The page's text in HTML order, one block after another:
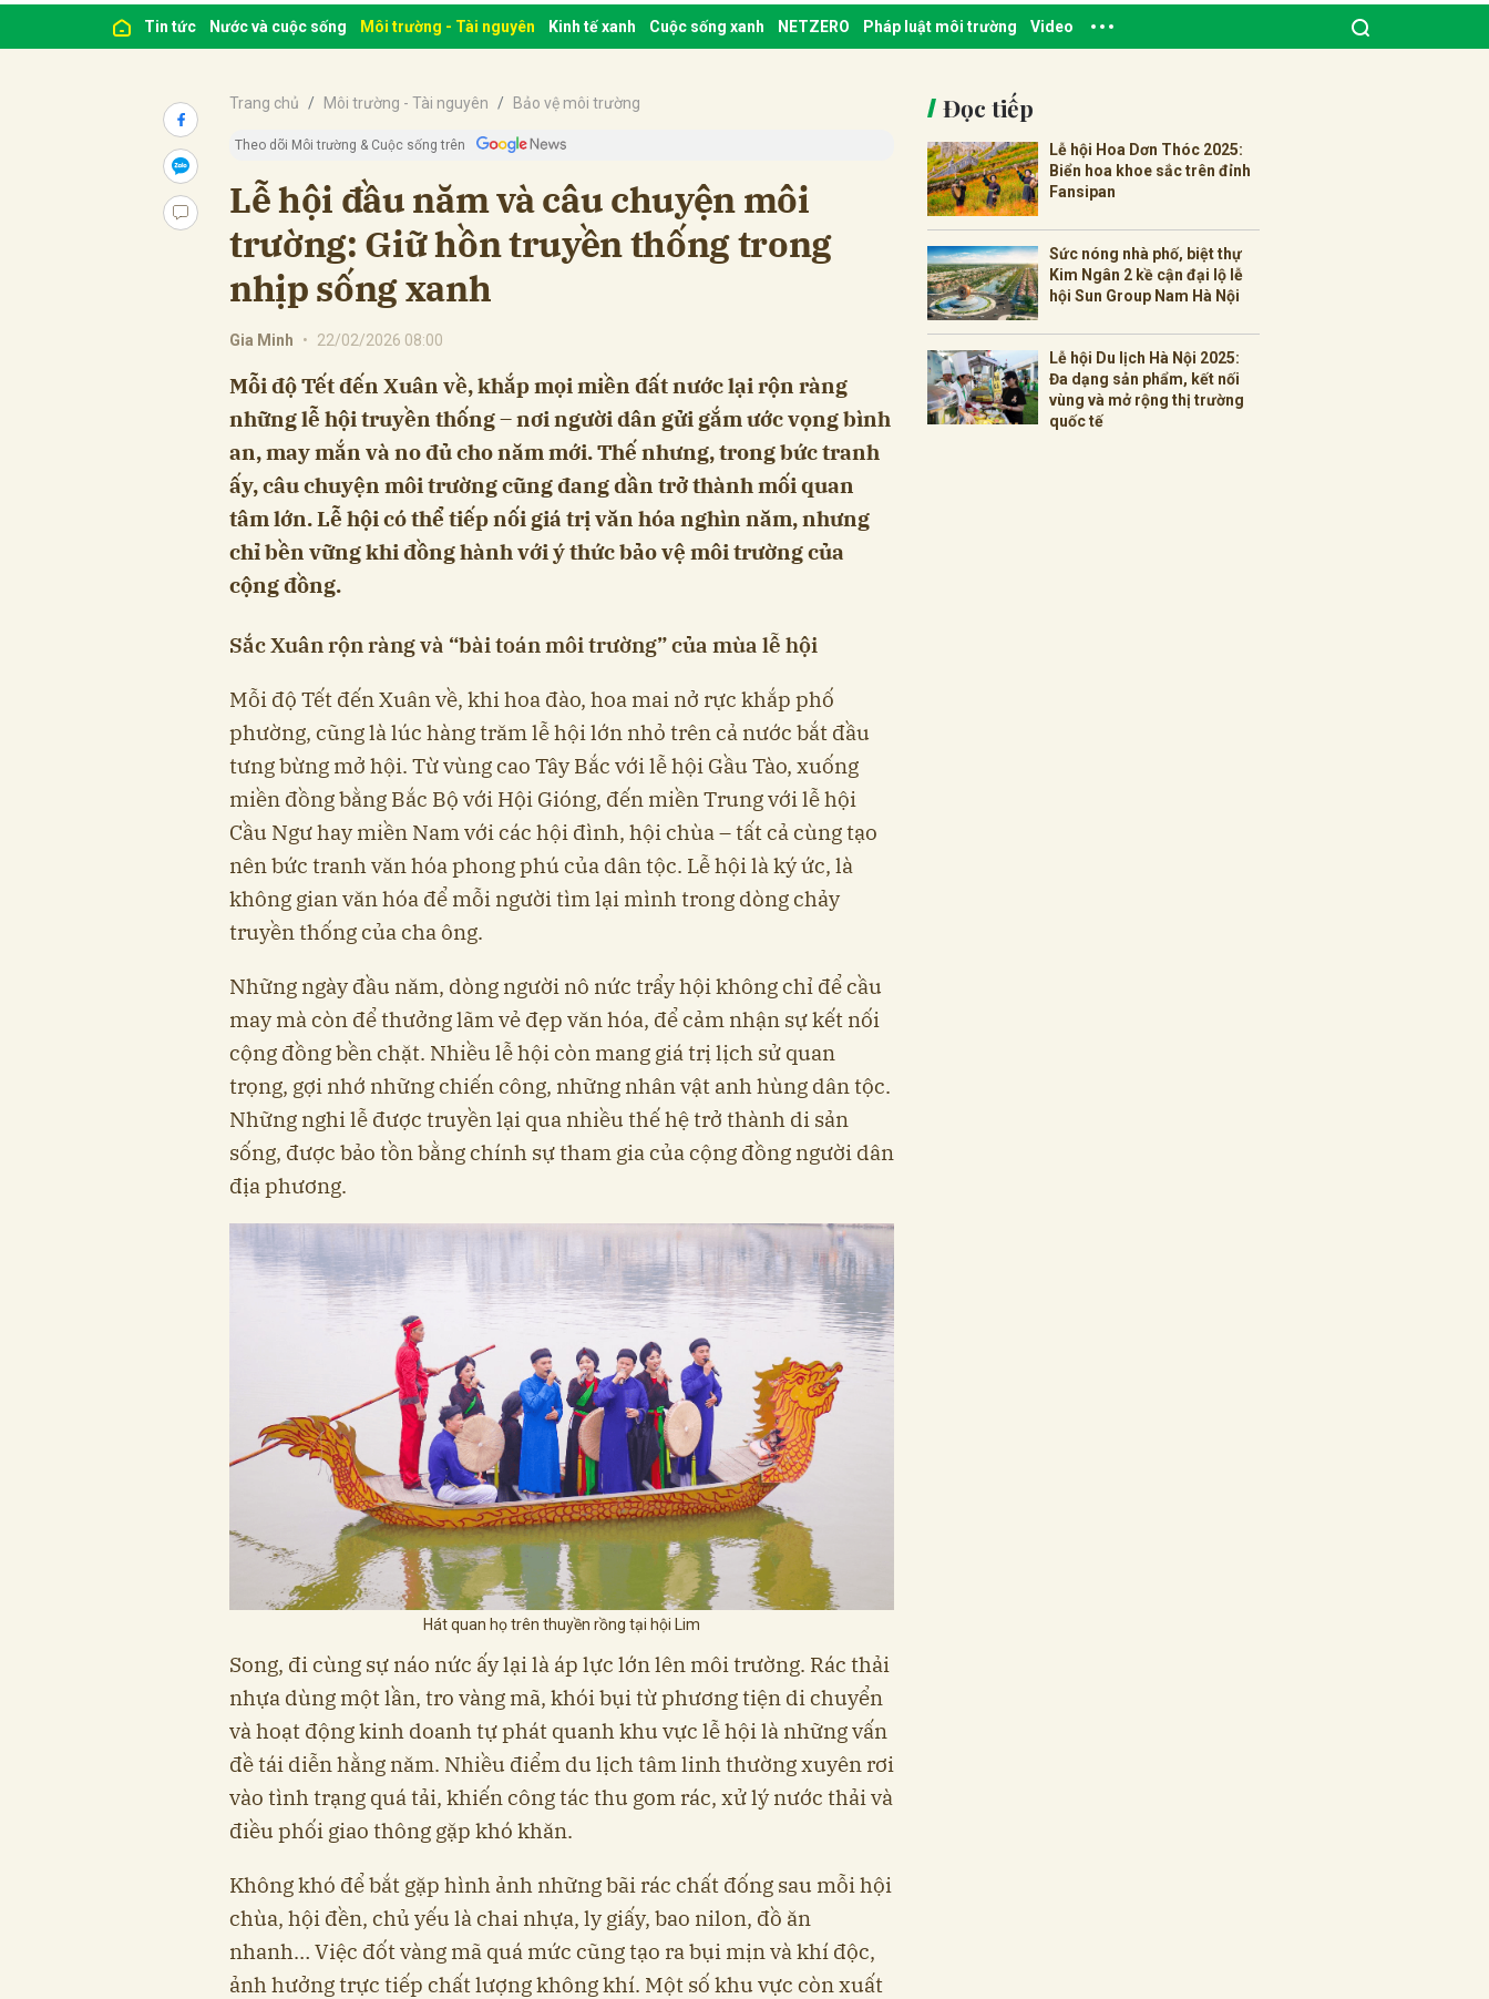
Tin tức Nước và cuộc sống Môi trường - Tài nguyên Kinh tế xanh Cuộc sống xanh NETZERO Pháp luật môi trường Video
Trang chủ Môi trường - Tài nguyên Bảo vệ môi trường
Theo dõi Môi trường & Cuộc sống trên
Lễ hội đầu năm và câu chuyện môi
trường: Giữ hồn truyền thống trong
nhịp sống xanh
Gia Minh • 22/02/2026 08:00
Mỗi độ Tết đến Xuân về, khắp mọi miền đất nước lại rộn ràng
những lễ hội truyền thống – nơi người dân gửi gắm ước vọng bình
an, may mắn và no đủ cho năm mới. Thế nhưng, trong bức tranh
ấy, câu chuyện môi trường cũng đang dần trở thành mối quan
tâm lớn. Lễ hội có thể tiếp nối giá trị văn hóa nghìn năm, nhưng
chỉ bền vững khi đồng hành với ý thức bảo vệ môi trường của
cộng đồng.
Sắc Xuân rộn ràng và “bài toán môi trường” của mùa lễ hội
Mỗi độ Tết đến Xuân về, khi hoa đào, hoa mai nở rực khắp phố
phường, cũng là lúc hàng trăm lễ hội lớn nhỏ trên cả nước bắt đầu
tưng bừng mở hội. Từ vùng cao Tây Bắc với lễ hội Gầu Tào, xuống
miền đồng bằng Bắc Bộ với Hội Gióng, đến miền Trung với lễ hội
Cầu Ngư hay miền Nam với các hội đình, hội chùa – tất cả cùng tạo
nên bức tranh văn hóa phong phú của dân tộc. Lễ hội là ký ức, là
không gian văn hóa để mỗi người tìm lại mình trong dòng chảy
truyền thống của cha ông.
Những ngày đầu năm, dòng người nô nức trẩy hội không chỉ để cầu
may mà còn để thưởng lãm vẻ đẹp văn hóa, để cảm nhận sự kết nối
cộng đồng bền chặt. Nhiều lễ hội còn mang giá trị lịch sử quan
trọng, gợi nhớ những chiến công, những nhân vật anh hùng dân tộc.
Những nghi lễ được truyền lại qua nhiều thế hệ trở thành di sản
sống, được bảo tồn bằng chính sự tham gia của cộng đồng người dân
địa phương.
Hát quan họ trên thuyền rồng tại hội Lim
Song, đi cùng sự náo nức ấy lại là áp lực lớn lên môi trường. Rác thải
nhựa dùng một lần, tro vàng mã, khói bụi từ phương tiện di chuyển
và hoạt động kinh doanh tự phát quanh khu vực lễ hội là những vấn
đề tái diễn hằng năm. Nhiều điểm du lịch tâm linh thường xuyên rơi
vào tình trạng quá tải, khiến công tác thu gom rác, xử lý nước thải và
điều phối giao thông gặp khó khăn.
Không khó để bắt gặp hình ảnh những bãi rác chất đống sau mỗi hội
chùa, hội đền, chủ yếu là chai nhựa, ly giấy, bao nilon, đồ ăn
nhanh… Việc đốt vàng mã quá mức cũng tạo ra bụi mịn và khí độc,
ảnh hưởng trực tiếp chất lượng không khí. Một số khu vực còn xuất
Đọc tiếp
Lễ hội Hoa Dơn Thóc 2025:
Biển hoa khoe sắc trên đỉnh
Fansipan
Sức nóng nhà phố, biệt thự
Kim Ngân 2 kề cận đại lộ lễ
hội Sun Group Nam Hà Nội
Lễ hội Du lịch Hà Nội 2025:
Đa dạng sản phẩm, kết nối
vùng và mở rộng thị trường
quốc tế